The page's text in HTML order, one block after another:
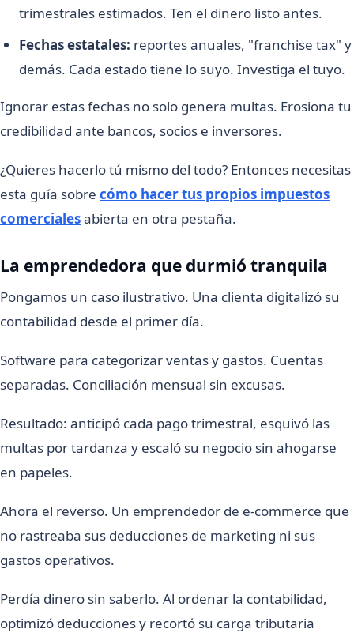
trimestrales estimados. Ten el dinero listo antes.
Fechas estatales: reportes anuales, "franchise tax" y
demás. Cada estado tiene lo suyo. Investiga el tuyo.
Ignorar estas fechas no solo genera multas. Erosiona tu
credibilidad ante bancos, socios e inversores.
¿Quieres hacerlo tú mismo del todo? Entonces necesitas
esta guía sobre cómo hacer tus propios impuestos
comercialesabierta en otra pestaña.
La emprendedora que durmió tranquila
Pongamos un caso ilustrativo. Una clienta digitalizó su
contabilidad desde el primer día.
Software para categorizar ventas y gastos. Cuentas
separadas. Conciliación mensual sin excusas.
Resultado: anticipó cada pago trimestral, esquivó las
multas por tardanza y escaló su negocio sin ahogarse
en papeles.
Ahora el reverso. Un emprendedor de e-commerce que
no rastreaba sus deducciones de marketing ni sus
gastos operativos.
Perdía dinero sin saberlo. Al ordenar la contabilidad,
optimizó deducciones y recortó su carga tributaria